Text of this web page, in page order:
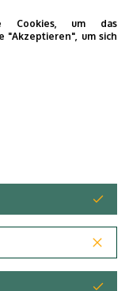
Cookies, um das
"Akzeptieren", um sich
und ein duales